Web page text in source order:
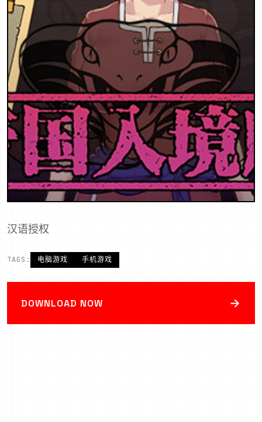
汉语授权
TAGS: 电脑游戏 手机游戏
DOWNLOAD NOW →